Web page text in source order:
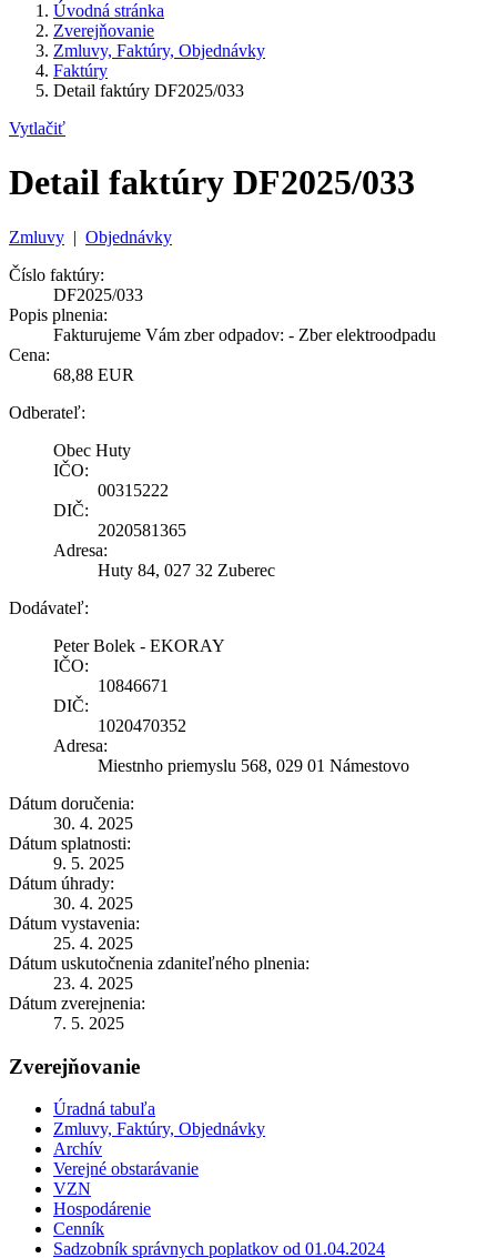
Úvodná stránka
Zverejňovanie
Zmluvy, Faktúry, Objednávky
Faktúry
Detail faktúry DF2025/033
Vytlačiť
Detail faktúry DF2025/033
Zmluvy | Objednávky
Číslo faktúry:
DF2025/033
Popis plnenia:
Fakturujeme Vám zber odpadov: - Zber elektroodpadu
Cena:
68,88 EUR
Odberateľ:
Obec Huty
IČO:
00315222
DIČ:
2020581365
Adresa:
Huty 84, 027 32 Zuberec
Dodávateľ:
Peter Bolek - EKORAY
IČO:
10846671
DIČ:
1020470352
Adresa:
Miestnho priemyslu 568, 029 01 Námestovo
Dátum doručenia:
30. 4. 2025
Dátum splatnosti:
9. 5. 2025
Dátum úhrady:
30. 4. 2025
Dátum vystavenia:
25. 4. 2025
Dátum uskutočnenia zdaniteľného plnenia:
23. 4. 2025
Dátum zverejnenia:
7. 5. 2025
Zverejňovanie
Úradná tabuľa
Zmluvy, Faktúry, Objednávky
Archív
Verejné obstarávanie
VZN
Hospodárenie
Cenník
Sadzobník správnych poplatkov od 01.04.2024